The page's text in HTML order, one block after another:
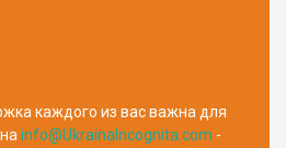
каждого из вас важна для
info@UkrainaIncognita.com -